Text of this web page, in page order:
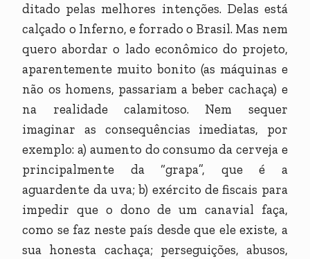
ditado pelas melhores intenções. Delas está
calçado o Inferno, e forrado o Brasil. Mas nem
quero abordar o lado econômico do projeto,
aparentemente muito bonito (as máquinas e
não os homens, passariam a beber cachaça) e
na realidade calamitoso. Nem sequer
imaginar as consequências imediatas, por
exemplo: a) aumento do consumo da cerveja e
principalmente da “grapa”, que é a
aguardente da uva; b) exército de fiscais para
impedir que o dono de um canavial faça,
como se faz neste país desde que ele existe, a
sua honesta cachaça; perseguições, abusos,